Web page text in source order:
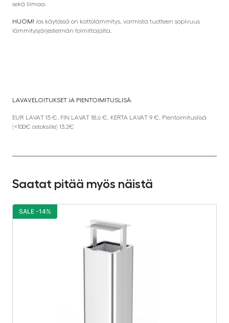
sekä liimaa.
HUOM! Jos käytössä on kattolämmitys, varmista tuotteen sopivuus
lämmitysjärjestelmän toimittajalta.
LAVAVELOITUKSET JA PIENTOIMITUSLISÄ:
EUR LAVAT 15 €, FIN LAVAT 18,6 €, KERTA LAVAT 9 €, Pientoimituslisä
(<100€ ostoksille) 13,2€
Saatat pitää myös näistä
SALE -14%